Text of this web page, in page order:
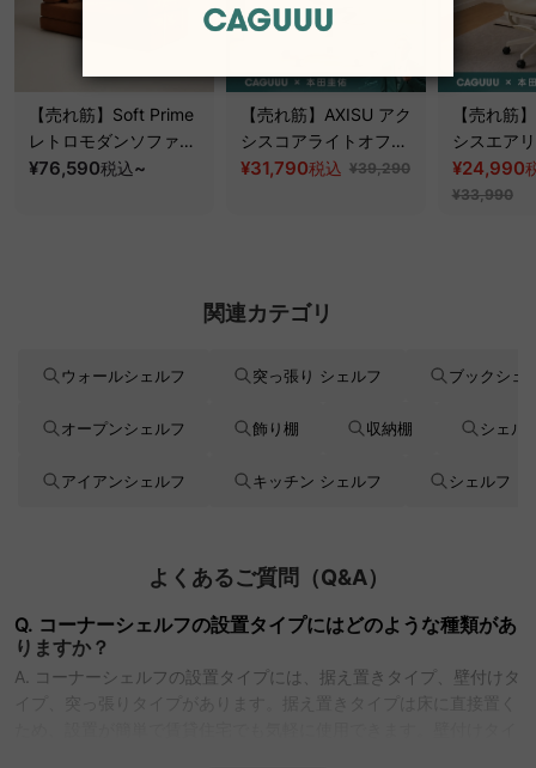
【売れ筋】Soft Prime
レトロモダンソファベ
ッド｜20色以上から選
¥76,590税込~
【売れ筋】AXISU アク
シスコアライトオフィ
スチェア
¥31,790税込 ¥39,290
【売れ筋
シスエア
フィスチ
¥24,990
¥33,990
関連カテゴリ
ウォールシェルフ 突っ張り シェルフ ブックシェ
オープンシェルフ 飾り棚 収納棚 シェル
アイアンシェルフ キッチン シェルフ シェルフ
よくあるご質問（Q&A）
Q. コーナーシェルフの設置タイプにはどのような種類があ
りますか？
A. コーナーシェルフの設置タイプには、据え置きタイプ、壁付けタ
イプ、突っ張りタイプがあります。据え置きタイプは床に直接置く